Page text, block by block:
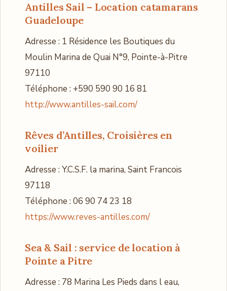
Antilles Sail – Location catamarans
Guadeloupe
Adresse : 1 Résidence les Boutiques du
Moulin Marina de Quai N°9, Pointe-à-Pitre
97110
Téléphone : +590 590 90 16 81
http://www.antilles-sail.com/
Rêves d’Antilles, Croisières en
voilier
Adresse : Y.C.S.F. la marina, Saint Francois
97118
Téléphone : 06 90 74 23 18
https://www.reves-antilles.com/
Sea & Sail : service de location à
Pointe a Pitre
Adresse : 78 Marina Les Pieds dans l eau,